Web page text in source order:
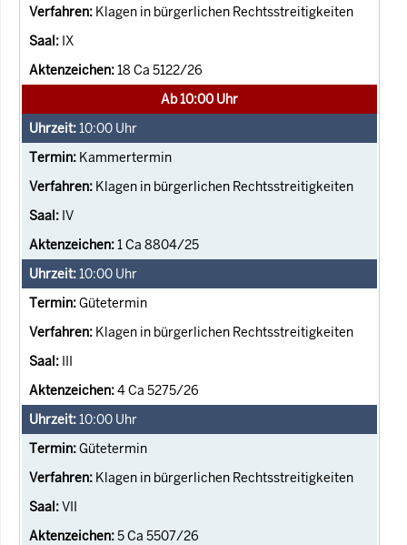
Klagen in bürgerlichen Rechtsstreitigkeiten
IX
18 Ca 5122/26
Ab 10:00 Uhr
10:00 Uhr
Kammertermin
Klagen in bürgerlichen Rechtsstreitigkeiten
IV
1 Ca 8804/25
10:00 Uhr
Gütetermin
Klagen in bürgerlichen Rechtsstreitigkeiten
III
4 Ca 5275/26
10:00 Uhr
Gütetermin
Klagen in bürgerlichen Rechtsstreitigkeiten
VII
5 Ca 5507/26